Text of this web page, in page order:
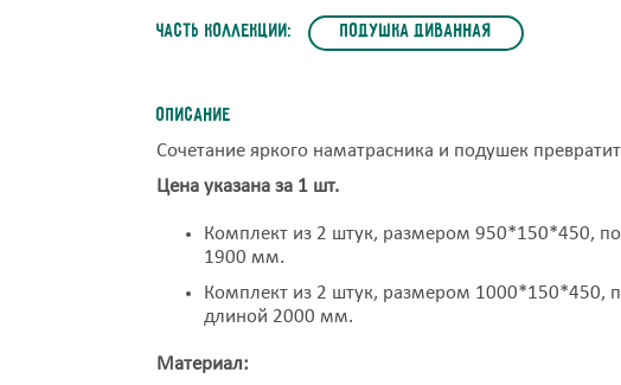
часть коллекции: Подушка диванная
Описание
Сочетание яркого наматрасника и подушек
Цена указана за 1 шт.
Комплект из 2 штук, размером 950*150*450,
1900 мм.
Комплект из 2 штук, размером 1000*150*450,
длиной 2000 мм.
Материал: